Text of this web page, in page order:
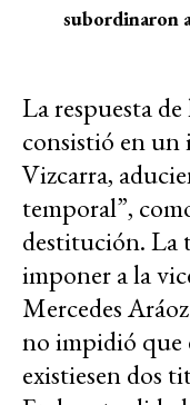
subordinaron
La respuesta
consistió en un
Vizcarra,
temporal”,
destitución. La
imponer a la
Mercedes
no impidió que
existiesen dos